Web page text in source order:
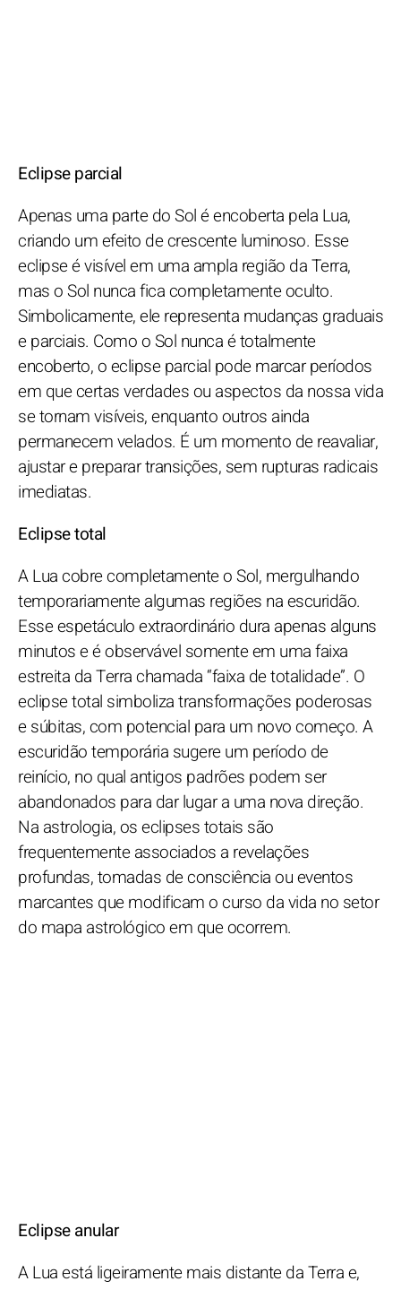
Eclipse parcial
Apenas uma parte do Sol é encoberta pela Lua,
criando um efeito de crescente luminoso. Esse
eclipse é visível em uma ampla região da Terra,
mas o Sol nunca fica completamente oculto.
Simbolicamente, ele representa mudanças graduais
e parciais. Como o Sol nunca é totalmente
encoberto, o eclipse parcial pode marcar períodos
em que certas verdades ou aspectos da nossa vida
se tornam visíveis, enquanto outros ainda
permanecem velados. É um momento de reavaliar,
ajustar e preparar transições, sem rupturas radicais
imediatas.
Eclipse total
A Lua cobre completamente o Sol, mergulhando
temporariamente algumas regiões na escuridão.
Esse espetáculo extraordinário dura apenas alguns
minutos e é observável somente em uma faixa
estreita da Terra chamada “faixa de totalidade”. O
eclipse total simboliza transformações poderosas
e súbitas, com potencial para um novo começo. A
escuridão temporária sugere um período de
reinício, no qual antigos padrões podem ser
abandonados para dar lugar a uma nova direção.
Na astrologia, os eclipses totais são
frequentemente associados a revelações
profundas, tomadas de consciência ou eventos
marcantes que modificam o curso da vida no setor
do mapa astrológico em que ocorrem.
Eclipse anular
A Lua está ligeiramente mais distante da Terra e,